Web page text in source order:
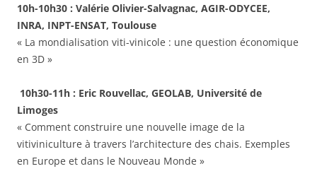
10h-10h30 : Valérie Olivier-Salvagnac, AGIR-ODYCEE,
INRA, INPT-ENSAT, Toulouse
« La mondialisation viti-vinicole : une question économique
en 3D »
10h30-11h : Eric Rouvellac, GEOLAB, Université de
Limoges
« Comment construire une nouvelle image de la
vitiviniculture à travers l’architecture des chais. Exemples
en Europe et dans le Nouveau Monde »